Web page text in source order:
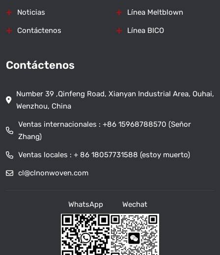
Noticias
Contáctenos
Línea Meltblown
Línea BICO
Contáctenos
Number 39 ,Qinfeng Road, Xianyan Industrial Area, Ouhai,
Wenzhou, China
Ventas internacionales : +86 15968788570 (Señor
Zhang)
Ventas locales : + 86 18057731588 (estoy muerto)
cl@clnonwoven.com
WhatsApp Wechat